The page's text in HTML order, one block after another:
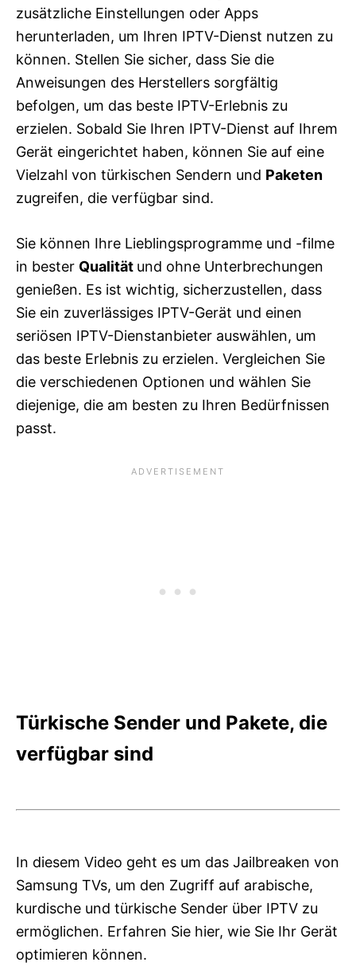
zusätzliche Einstellungen oder Apps
herunterladen, um Ihren IPTV-Dienst nutzen zu
können. Stellen Sie sicher, dass Sie die
Anweisungen des Herstellers sorgfältig
befolgen, um das beste IPTV-Erlebnis zu
erzielen. Sobald Sie Ihren IPTV-Dienst auf Ihrem
Gerät eingerichtet haben, können Sie auf eine
Vielzahl von türkischen Sendern und Paketen
zugreifen, die verfügbar sind.
Sie können Ihre Lieblingsprogramme und -filme
in bester Qualität und ohne Unterbrechungen
genießen. Es ist wichtig, sicherzustellen, dass
Sie ein zuverlässiges IPTV-Gerät und einen
seriösen IPTV-Dienstanbieter auswählen, um
das beste Erlebnis zu erzielen. Vergleichen Sie
die verschiedenen Optionen und wählen Sie
diejenige, die am besten zu Ihren Bedürfnissen
passt.
Türkische Sender und Pakete, die
verfügbar sind
In diesem Video geht es um das Jailbreaken von
Samsung TVs, um den Zugriff auf arabische,
kurdische und türkische Sender über IPTV zu
ermöglichen. Erfahren Sie hier, wie Sie Ihr Gerät
optimieren können.